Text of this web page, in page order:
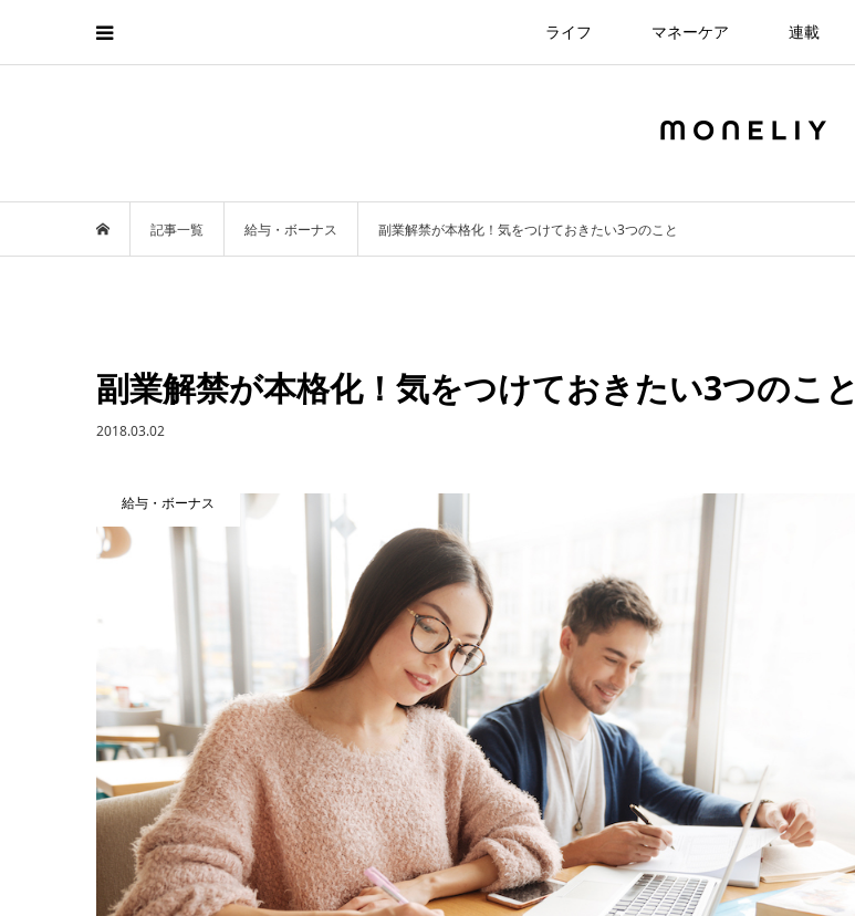
ライフ マネーケア 連載
記事一覧 給与・ボーナス 副業解禁が本格化！気をつけておきたい3つのこと
副業解禁が本格化！気をつけておきたい3つのこと
2018.03.02
給与・ボーナス